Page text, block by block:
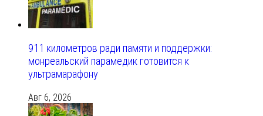
911 километров ради памяти и поддержки:
монреальский парамедик готовится к
ультрамарафону
Авг 6, 2026